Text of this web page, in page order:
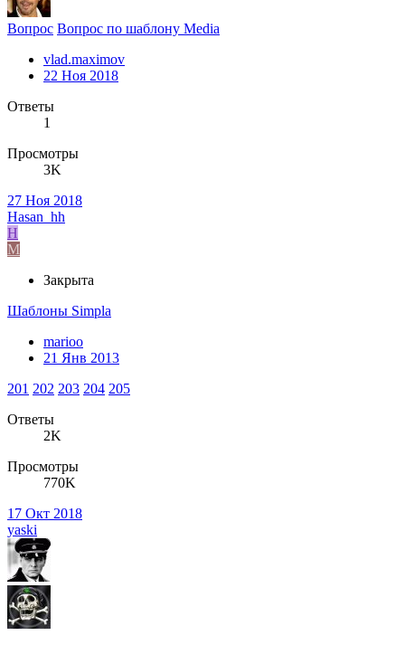
Вопрос Вопрос по шаблону Media
vlad.maximov
22 Ноя 2018
Ответы
1
Просмотры
3K
27 Ноя 2018
Hasan_hh
H
M
Закрыта
Шаблоны Simpla
marioo
21 Янв 2013
201 202 203 204 205
Ответы
2K
Просмотры
770K
17 Окт 2018
yaski